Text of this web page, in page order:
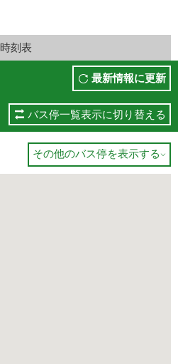
時刻表
最新情報に更新
バス停一覧表示に切り替える
その他のバス停を表示する 